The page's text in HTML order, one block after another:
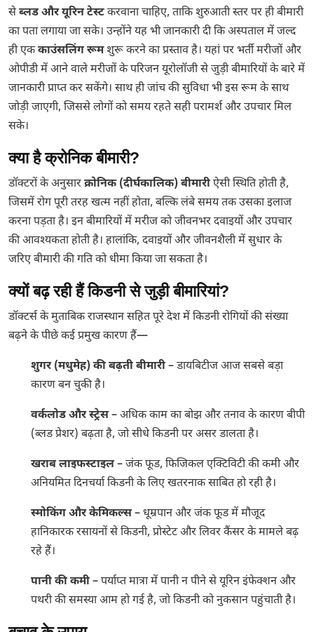
सेब्लड और यूरिन टेस्टकरवाना चाहिए, ताकि शुरुआती स्तर पर ही बीमारी
का पता लगाया जा सके। उन्होंने यह भी जानकारी दी कि अस्पताल में जल्द
ही एककाउंसलिंग रूमशुरू करने का प्रस्ताव है। यहां पर भर्ती मरीजों और
ओपीडी में आने वाले मरीजों के परिजन यूरोलॉजी से जुड़ी बीमारियों के बारे में
जानकारी प्राप्त कर सकेंगे। साथ ही जांच की सुविधा भी इस रूम के साथ
जोड़ी जाएगी, जिससे लोगों को समय रहते सही परामर्श और उपचार मिल
सके।
क्या है क्रोनिक बीमारी?
डॉक्टरों के अनुसारक्रोनिक (दीर्घकालिक) बीमारीऐसी स्थिति होती है,
जिसमें रोग पूरी तरह खत्म नहीं होता, बल्कि लंबे समय तक उसका इलाज
करना पड़ता है। इन बीमारियों में मरीज को जीवनभर दवाइयों और उपचार
की आवश्यकता होती है। हालांकि, दवाइयों और जीवनशैली में सुधार के
जरिए बीमारी की गति को धीमा किया जा सकता है।
क्यों बढ़ रही हैं किडनी से जुड़ी बीमारियां?
डॉक्टर्स के मुताबिक राजस्थान सहित पूरे देश में किडनी रोगियों की संख्या
बढ़ने के पीछे कई प्रमुख कारण हैं—
शुगर (मधुमेह) की बढ़ती बीमारी– डायबिटीज आज सबसे बड़ा
कारण बन चुकी है।
वर्कलोड और स्ट्रेस– अधिक काम का बोझ और तनाव के कारण बीपी
(ब्लड प्रेशर) बढ़ता है, जो सीधे किडनी पर असर डालता है।
खराब लाइफस्टाइल– जंक फूड, फिजिकल एक्टिविटी की कमी और
अनियमित दिनचर्या किडनी के लिए खतरनाक साबित हो रही है।
स्मोकिंग और केमिकल्स– धूम्रपान और जंक फूड में मौजूद
हानिकारक रसायनों से किडनी, प्रोस्टेट और लिवर कैंसर के मामले बढ़
रहे हैं।
पानी की कमी– पर्याप्त मात्रा में पानी न पीने से यूरिन इंफेक्शन और
पथरी की समस्या आम हो गई है, जो किडनी को नुकसान पहुंचाती है।